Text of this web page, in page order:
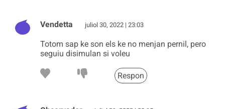
Vendetta juliol 30, 2022 | 23:03
Totom sap ke son els ke no menjan pernil, pero
seguiu disimulan si voleu
Respon